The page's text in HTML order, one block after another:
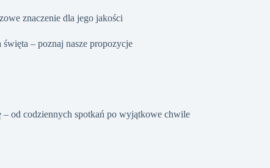
znaczenie dla jego jakości
– poznaj nasze propozycje
– od codziennych spotkań po wyjątkowe chwile